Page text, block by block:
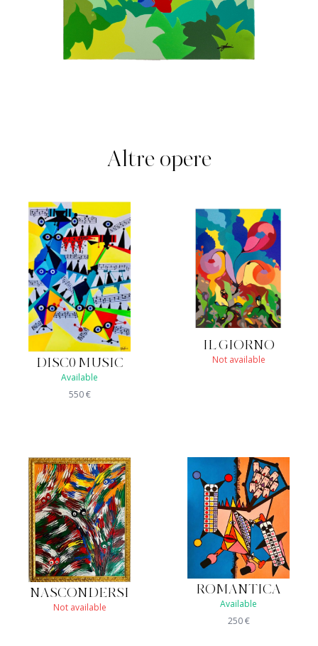
Altre opere
DISC0 MUSIC
Available
550€
IL GIORNO
Not available
NASCONDERSI
Not available
ROMANTICA
Available
250€